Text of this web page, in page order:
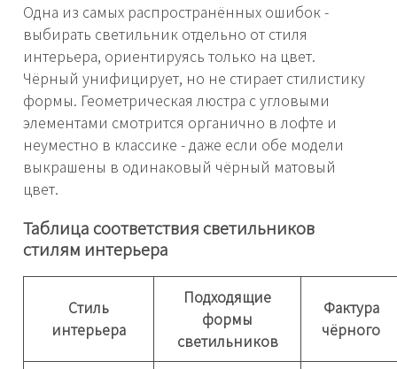
Одна из самых распространённых ошибок -
выбирать светильник отдельно от стиля
интерьера, ориентируясь только на цвет.
Чёрный унифицирует, но не стирает стилистику
формы. Геометрическая люстра с угловыми
элементами смотрится органично в лофте и
неуместно в классике - даже если обе модели
выкрашены в одинаковый чёрный матовый
цвет.
Таблица соответствия светильников
стилям интерьера
Стиль
интерьера
Подходящие
формы
светильников
Фактура
чёрного